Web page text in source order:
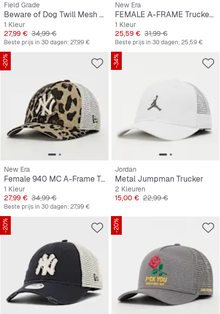
Field Grade
Beware of Dog Twill Mesh Trucker
1 Kleur
Prijs
27,99 € Originele Prijs
34,99 €
Beste prijs in 30 dagen:27,99 €
New Era
FEMALE A-FRAME Trucker Floral Los Angeles Dodgers
1 Kleur
Prijs
25,59 € Originele Prijs
31,99 €
Beste prijs in 30 dagen:25,59 €
-20%
New Era
Female 940 MC A-Frame Trucker Leopard New York Yankees
1 Kleur
Prijs
27,99 € Originele Prijs
34,99 €
Beste prijs in 30 dagen:27,99 €
-34%
Jordan
Metal Jumpman Trucker
2 Kleuren
Prijs
15,00 € Originele Prijs
22,99 €
-20% -20%